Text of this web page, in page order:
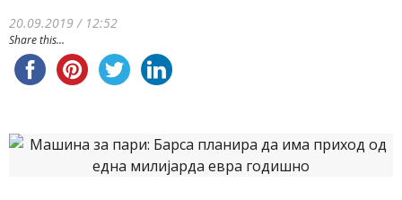
20.09.2019 / 12:52
Share this...